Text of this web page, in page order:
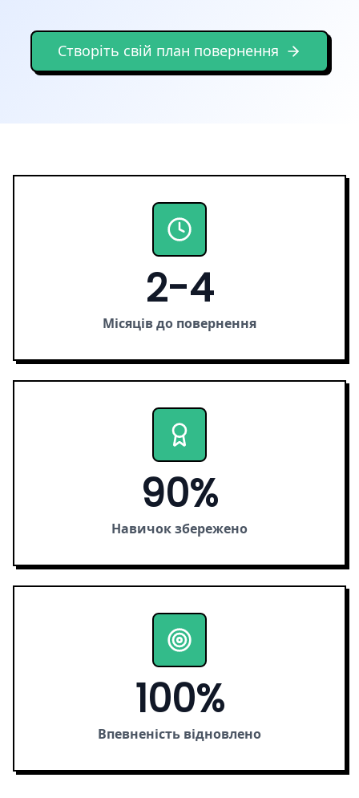
Створіть свій план повернення
2-4
Місяців до повернення
90%
Навичок збережено
100%
Впевненість відновлено